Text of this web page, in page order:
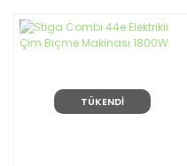
TÜKENDİ